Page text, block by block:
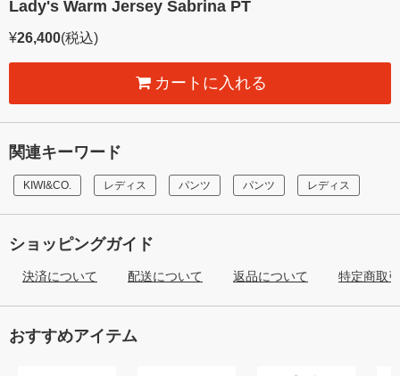
Lady's Warm Jersey Sabrina PT
¥26,400(税込)
カートに入れる
関連キーワード
KIWI&CO. レディス パンツ パンツ レディス
ショッピングガイド
決済について 配送について 返品について 特定商取
おすすめアイテム